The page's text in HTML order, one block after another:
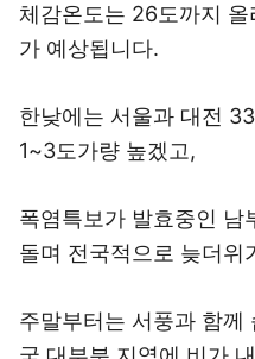
체감온도는 26도까지
가 예상됩니다.
한낮에는 서울과 대전
1~3도가량 높겠고,
폭염특보가 발효중인 남
돌며 전국적으로 늦더위
주말부터는 서풍과 함께